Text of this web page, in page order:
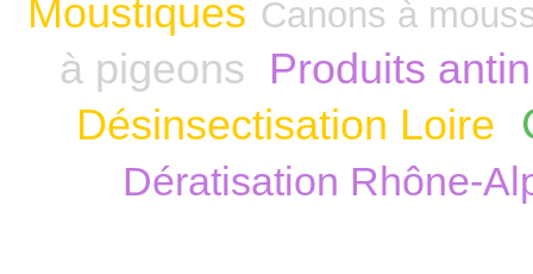
Moustiques Canons à
à pigeons Produits
Désinsectisation Loire
Dératisation Rhône-